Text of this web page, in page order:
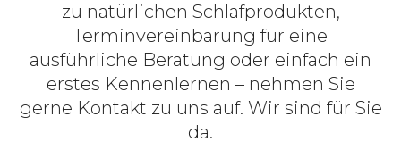
zu natürlichen Schlafprodukten,
Terminvereinbarung für eine
ausführliche Beratung oder einfach ein
erstes Kennenlernen – nehmen Sie
gerne Kontakt zu uns auf. Wir sind für Sie
da.